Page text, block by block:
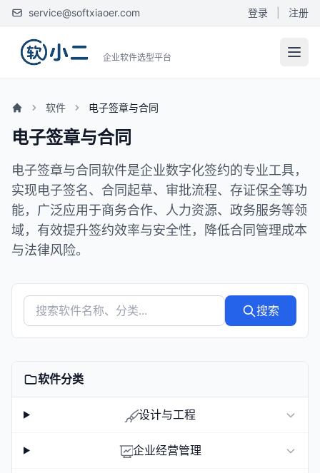
service@softxiaoer.com 登录 注册
企业软件选型平台
软件 电子签章与合同
电子签章与合同
电子签章与合同软件是企业数字化签约的专业工具，
实现电子签名、合同起草、审批流程、存证保全等功
能，广泛应用于商务合作、人力资源、政务服务等领
域，有效提升签约效率与安全性，降低合同管理成本
与法律风险。
搜索
软件分类
设计与工程
企业经营管理